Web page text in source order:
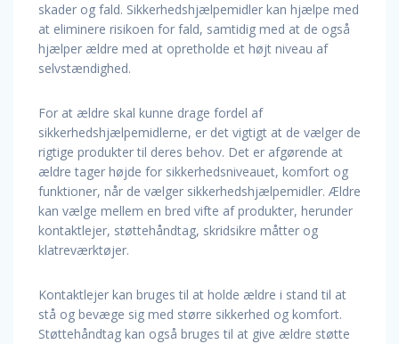
skader og fald. Sikkerhedshjælpemidler kan hjælpe med
at eliminere risikoen for fald, samtidig med at de også
hjælper ældre med at opretholde et højt niveau af
selvstændighed.
For at ældre skal kunne drage fordel af
sikkerhedshjælpemidlerne, er det vigtigt at de vælger de
rigtige produkter til deres behov. Det er afgørende at
ældre tager højde for sikkerhedsniveauet, komfort og
funktioner, når de vælger sikkerhedshjælpemidler. Ældre
kan vælge mellem en bred vifte af produkter, herunder
kontaktlejer, støttehåndtag, skridsikre måtter og
klatreværktøjer.
Kontaktlejer kan bruges til at holde ældre i stand til at
stå og bevæge sig med større sikkerhed og komfort.
Støttehåndtag kan også bruges til at give ældre støtte